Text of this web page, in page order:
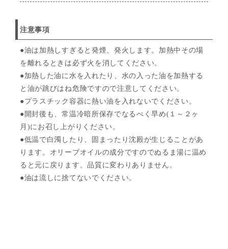
注意事項
●油は加熱しすぎると発煙、発火します。加熱中その場
を離れるときは必ず火を消してください。
●加熱した油に水を入れたり、水の入った油を加熱する
と油が跳びはね危険ですので注意してください。
●プラスチック容器に熱い油を入れないでください。
●開封後も、常温冷暗所保存でなるべく早め(１～２ヶ
月)にお召し上がりください。
●低温で白濁したり、固まったり沈殿が生じることがあ
ります。オリーブオイルの成分ですのでぬるま湯に温め
ると元に戻ります。品質に変わりありません。
●油は流しに捨てないでください。